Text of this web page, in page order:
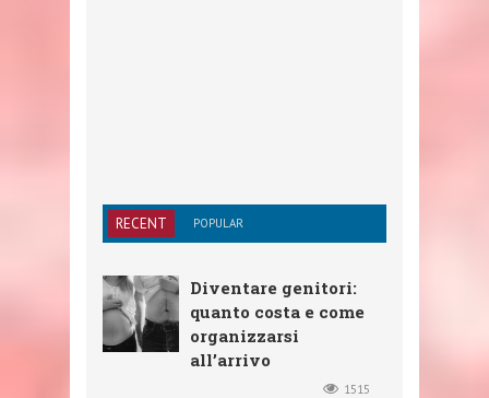
RECENT POPULAR
Diventare genitori:
quanto costa e come
organizzarsi
all’arrivo
1515